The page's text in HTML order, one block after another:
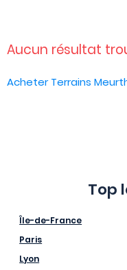
Aucun résultat
Acheter Terrains
Top
Île-de-France
Paris
Lyon